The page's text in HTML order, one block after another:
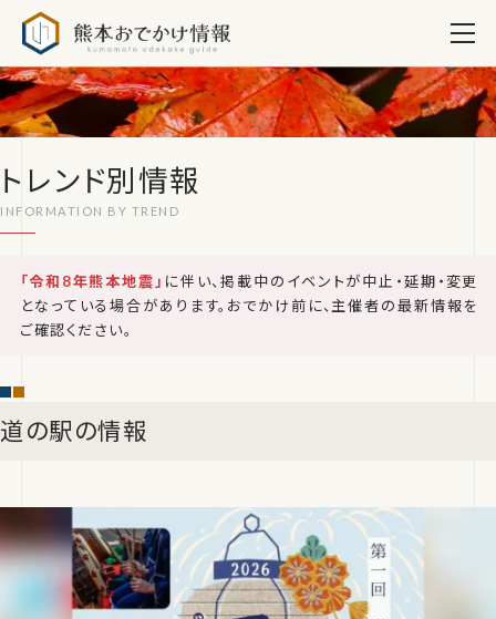
トレンド別情報
「令和8年熊本地震」 に伴い、掲載中のイベントが中止・延期・変更
となっている場合があります。おでかけ前に、主催者の最新情報を
ご確認ください。
道の駅の情報